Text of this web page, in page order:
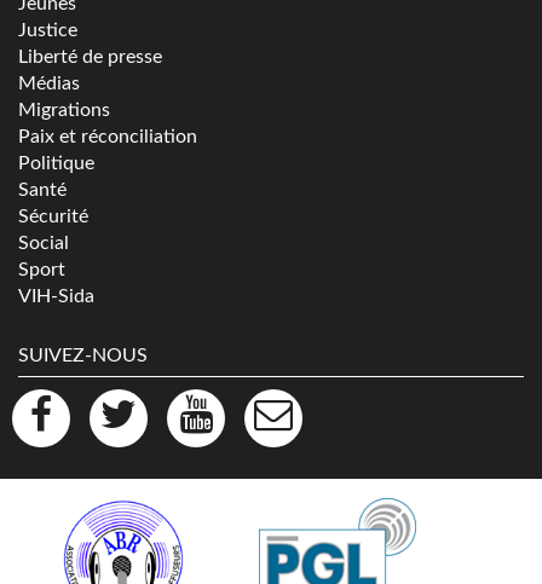
Justice
Liberté de presse
Médias
Migrations
Paix et réconciliation
Politique
Santé
Sécurité
Social
Sport
VIH-Sida
SUIVEZ-NOUS